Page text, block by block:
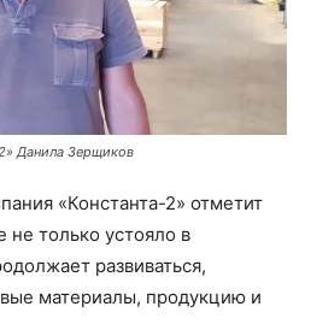
Данила Зерщиков
«Константа-2» отметит
только устояло в
развиваться,
материалы, продукцию и